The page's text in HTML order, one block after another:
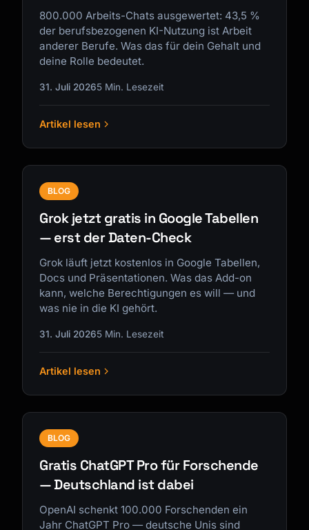
800.000 Arbeits-Chats ausgewertet: 43,5 %
der berufsbezogenen KI-Nutzung ist Arbeit
anderer Berufe. Was das für dein Gehalt und
deine Rolle bedeutet.
31. Juli 20265 Min. Lesezeit
Artikel lesen
BLOG
Grok jetzt gratis in Google Tabellen
— erst der Daten-Check
Grok läuft jetzt kostenlos in Google Tabellen,
Docs und Präsentationen. Was das Add-on
kann, welche Berechtigungen es will — und
was nie in die KI gehört.
31. Juli 20265 Min. Lesezeit
Artikel lesen
BLOG
Gratis ChatGPT Pro für Forschende
— Deutschland ist dabei
OpenAI schenkt 100.000 Forschenden ein
Jahr ChatGPT Pro — deutsche Unis sind